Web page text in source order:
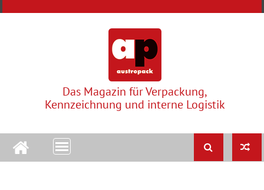
Das Magazin für Verpackung,
Kennzeichnung und interne Logistik